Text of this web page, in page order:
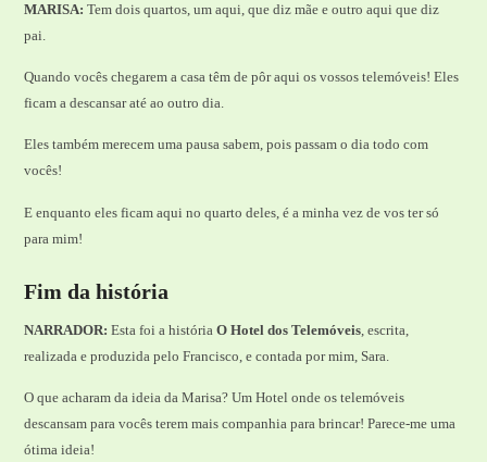
MARISA: Tem dois quartos, um aqui, que diz mãe e outro aqui que diz
pai.
Quando vocês chegarem a casa têm de pôr aqui os vossos telemóveis! Eles
ficam a descansar até ao outro dia.
Eles também merecem uma pausa sabem, pois passam o dia todo com
vocês!
E enquanto eles ficam aqui no quarto deles, é a minha vez de vos ter só
para mim!
Fim da história
NARRADOR: Esta foi a históriaO Hotel dos Telemóveis , escrita,
realizada e produzida pelo Francisco, e contada por mim, Sara.
O que acharam da ideia da Marisa? Um Hotel onde os telemóveis
descansam para vocês terem mais companhia para brincar! Parece-me uma
ótima ideia!